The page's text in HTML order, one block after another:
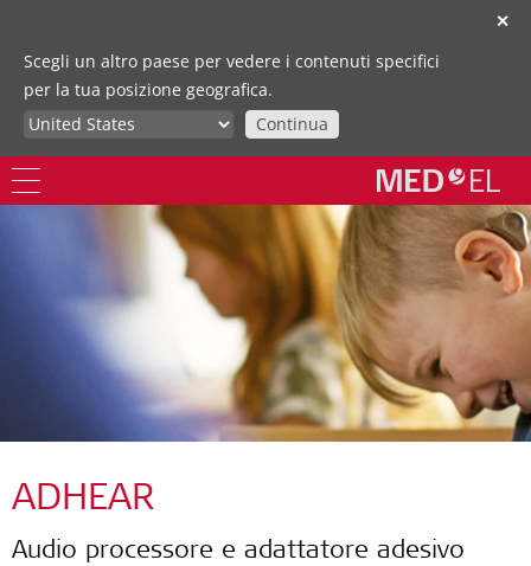
✕
Scegli un altro paese per vedere i contenuti specifici
per la tua posizione geografica.
Continua
ADHEAR
Audio processore e adattatore adesivo